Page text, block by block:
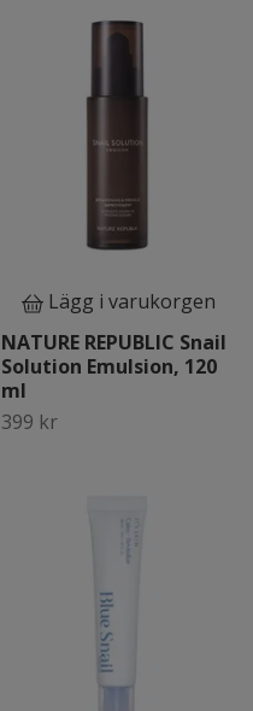
Lägg i varukorgen
NATURE REPUBLIC Snail
Solution Emulsion, 120
ml
399 kr